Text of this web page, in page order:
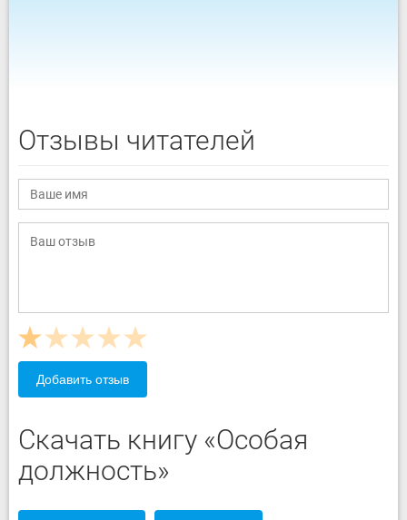
Отзывы читателей
Добавить отзыв
Скачать книгу «Особая
должность»